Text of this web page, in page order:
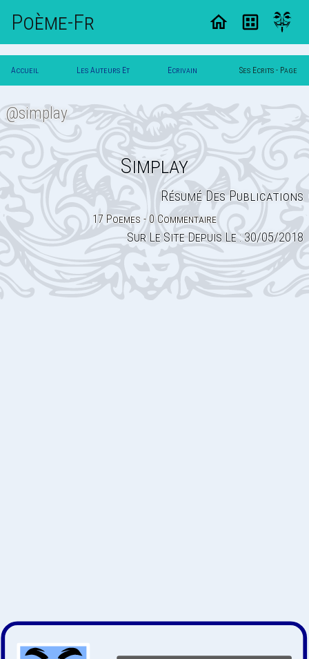
Poème-Fr
Accueil Les Auteurs Et Ecrivain
Simplay
Ses Ecrits - Page
Simplay
@simplay
Résumé Des Publications
17 Poemes - 0 Commentaire
Sur Le Site Depuis Le : 30/05/2018